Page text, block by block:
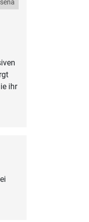
ihr